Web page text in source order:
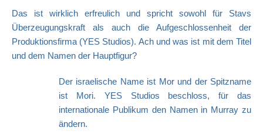
Das ist wirklich erfreulich und spricht sowohl für Stavs
Überzeugungskraft als auch die Aufgeschlossenheit der
Produktionsfirma (YES Studios). Ach und was ist mit dem Titel
und dem Namen der Hauptfigur?
Der israelische Name ist Mor und der Spitzname
ist Mori. YES Studios beschloss, für das
internationale Publikum den Namen in Murray zu
ändern.